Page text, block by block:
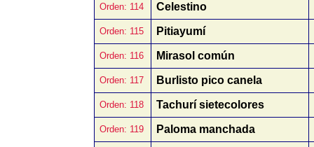
Orden: 114 Celestino
Orden: 115 Pitiayumí
Orden: 116 Mirasol común
Orden: 117 Burlisto pico canela
Orden: 118 Tachurí sietecolores
Orden: 119 Paloma manchada